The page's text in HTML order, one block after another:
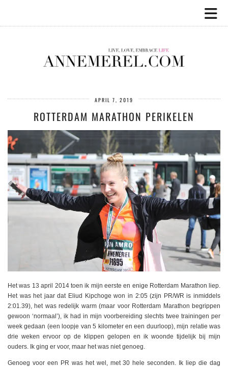
APRIL 7, 2019
ROTTERDAM MARATHON PERIKELEN
Het was 13 april 2014 toen ik mijn eerste en enige Rotterdam Marathon liep.
Het was het jaar dat Eliud Kipchoge won in 2:05 (zijn PR/WR is inmiddels
2:01.39), het was redelijk warm (maar voor Rotterdam Marathon begrippen
gewoon ‘normaal’), ik had in mijn voorbereiding slechts twee trainingen per
week gedaan (een loopje van 5 kilometer en een duurloop), mijn relatie was
drie weken ervoor op de klippen gelopen en ik woonde tijdelijk bij mijn
ouders. Ik ging er voor, maar het was niet genoeg.
Genoeg voor een PR was het wel, met 30 hele seconden. Ik liep die dag